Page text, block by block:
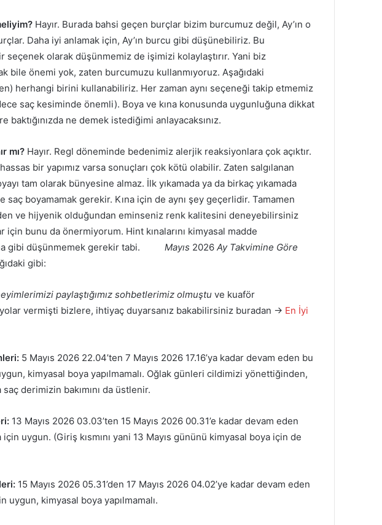
Hayır. Burada bahsi geçen burçlar bizim burcumuz değil, Ay’ın o
Daha iyi anlamak için, Ay’ın burcu gibi düşünebiliriz. Bu
seçenek olarak düşünmemiz de işimizi kolaylaştırır. Yani biz
bile önemi yok, zaten burcumuzu kullanmıyoruz. Aşağıdaki
herhangi birini kullanabiliriz. Her zaman aynı seçeneği takip etmemiz
saç kesiminde önemli). Boya ve kına konusunda uygunluğuna dikkat
ne demek istediğimi anlayacaksınız.
mı? Hayır. Regl döneminde bedenimiz alerjik reaksiyonlara çok açıktır.
bir yapımız varsa sonuçları çok kötü olabilir. Zaten salgılanan
tam olarak bünyesine almaz. İlk yıkamada ya da birkaç yıkamada
saç boyamamak gerekir. Kına için de aynı şey geçerlidir. Tamamen
ve hijyenik olduğundan eminseniz renk kalitesini deneyebilirsiniz
için bunu da önermiyorum. Hint kınalarını kimyasal madde
gibi düşünmemek gerekir tabi. Mayıs 2026 Ay Takvimine Göre
gibi:
paylaştığımız sohbetlerimiz olmuştu ve kuaför
vermişti bizlere, ihtiyaç duyarsanız bakabilirsiniz buradan → En İyi
5 Mayıs 2026 22.04’ten 7 Mayıs 2026 17.16’ya kadar devam eden bu
kimyasal boya yapılmamalı. Oğlak günleri cildimizi yönettiğinden,
derimizin bakımını da üstlenir.
13 Mayıs 2026 03.03’ten 15 Mayıs 2026 00.31’e kadar devam eden
uygun. (Giriş kısmını yani 13 Mayıs gününü kimyasal boya için de
15 Mayıs 2026 05.31’den 17 Mayıs 2026 04.02’ye kadar devam eden
uygun, kimyasal boya yapılmamalı.